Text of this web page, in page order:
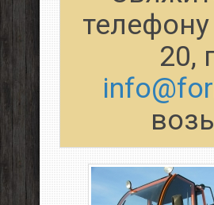
20,